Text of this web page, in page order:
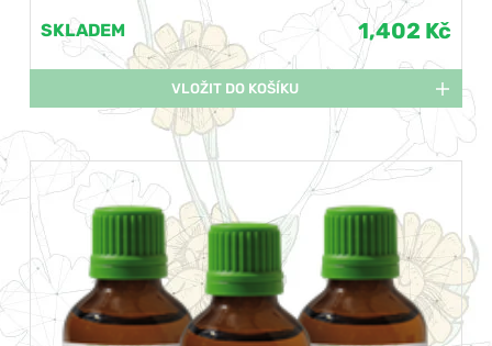
SKLADEM 1,402 Kč
VLOŽIT DO KOŠÍKU